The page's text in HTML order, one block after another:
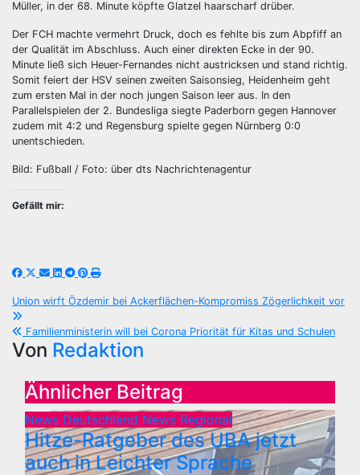
Müller, in der 68. Minute köpfte Glatzel haarscharf drüber.
Der FCH machte vermehrt Druck, doch es fehlte bis zum Abpfiff an
der Qualität im Abschluss. Auch einer direkten Ecke in der 90.
Minute ließ sich Heuer-Fernandes nicht austricksen und stand richtig.
Somit feiert der HSV seinen zweiten Saisonsieg, Heidenheim geht
zum ersten Mal in der noch jungen Saison leer aus. In den
Parallelspielen der 2. Bundesliga siegte Paderborn gegen Hannover
zudem mit 4:2 und Regensburg spielte gegen Nürnberg 0:0
unentschieden.
Bild: Fußball / Foto: über dts Nachrichtenagentur
Gefällt mir:
Beitragsnavigation
Union wirft Özdemir bei Ackerflächen-Kompromiss Zögerlichkeit vor
Familienministerin will bei Corona Priorität für Kitas und Schulen
Von Redaktion
Ähnlicher Beitrag
News Deutschland News Regional
Hitze-Ratgeber des UBA jetzt
auch in Leichter Sprache